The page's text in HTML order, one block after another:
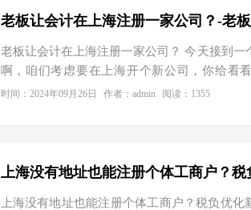
强劲。那么，为什么这么多人选择在上海注册
老板让会计在上海注册一家公司？-老
老板让会计在上海注册一家公司？ 今天接到
啊，咱们考虑要在上海开个新公司，你给看
优。”我一听，这活儿有挑战也有趣味，正好
是针对初创企业和中小企业的一系列税收优
时间：2024年09月26日 作者：admin 阅读：1355
上海没有地址也能注册个体工商户？税负优